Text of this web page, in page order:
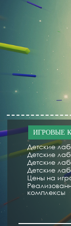
ИГРОВЫЕ
Детские
Детские
Детские
Детские
Цены на
комплексы